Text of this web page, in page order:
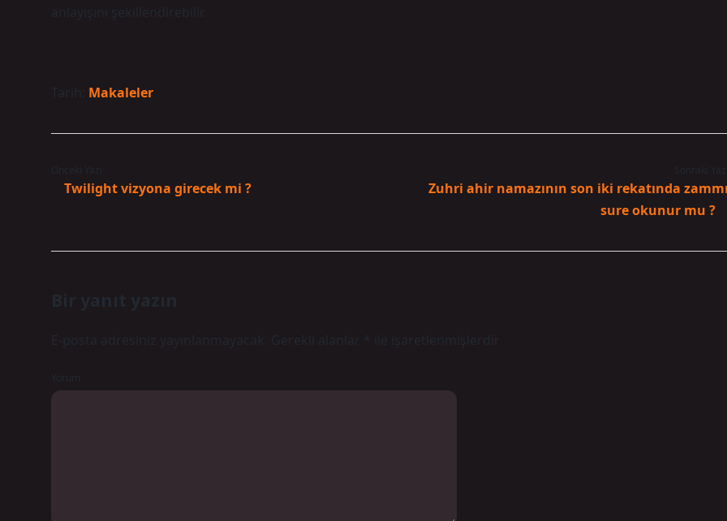
anlayışını şekillendirebilir.
Tarih: Makaleler
Twilight vizyona girecek mi ?
Zuhri ahir namazının son iki rekatında
sure okunur mu ?
Bir yanıt yazın
E-posta adresiniz yayınlanmayacak. Gerekli alanlar ile işaretlenmişlerdir